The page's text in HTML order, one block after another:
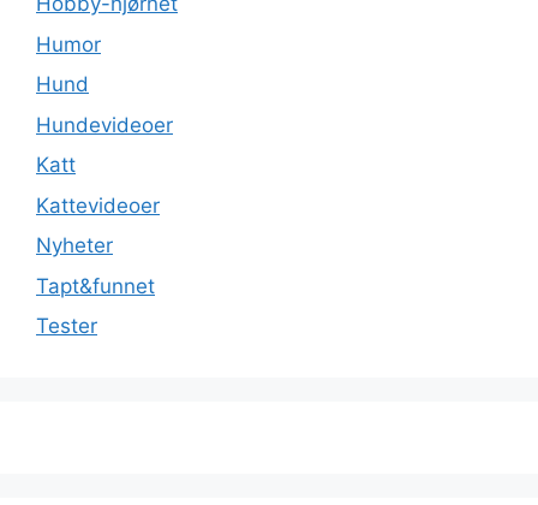
Humor
Hund
Hundevideoer
Katt
Kattevideoer
Nyheter
Tapt&funnet
Tester